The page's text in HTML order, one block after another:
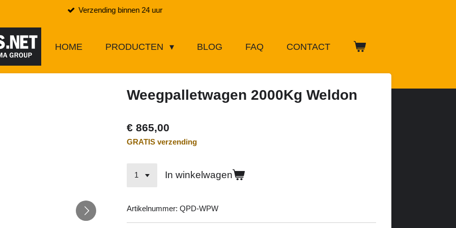
Verzending binnen 24 uur
HOME PRODUCTEN BLOG FAQ CONTACT
Weegpalletwagen 2000Kg Weldon
€ 865,00
GRATIS verzending
In winkelwagen
Artikelnummer: QPD-WPW